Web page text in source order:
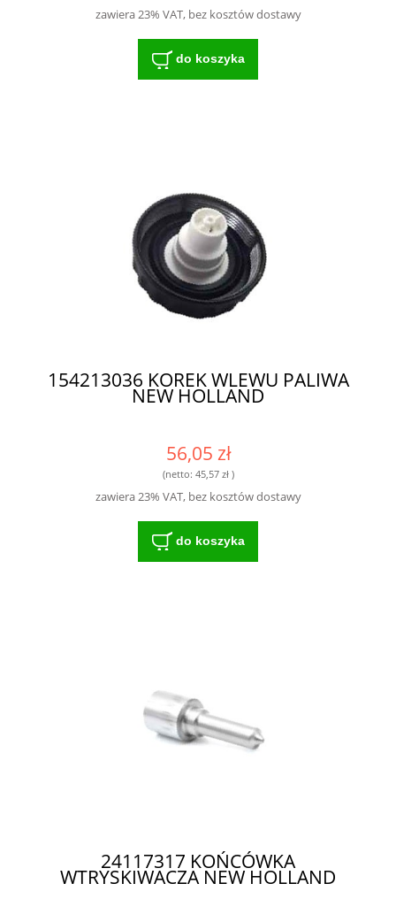
zawiera 23% VAT, bez kosztów dostawy
do koszyka
154213036 KOREK WLEWU PALIWA
NEW HOLLAND
56,05 zł
(netto: 45,57 zł)
zawiera 23% VAT, bez kosztów dostawy
do koszyka
24117317 KOŃCÓWKA
WTRYSKIWACZA NEW HOLLAND